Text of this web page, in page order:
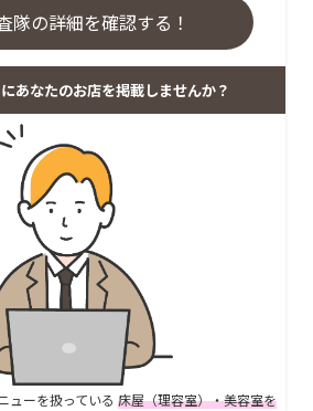
隊の詳細を確認する！
あなたのお店を掲載しませんか？
ューを扱っている 床屋（理容室）・美容室を